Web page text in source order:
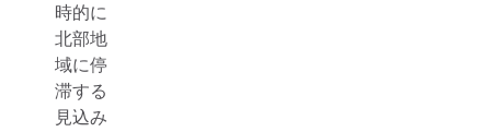
時的に
北部地
域に停
滞する
見込み